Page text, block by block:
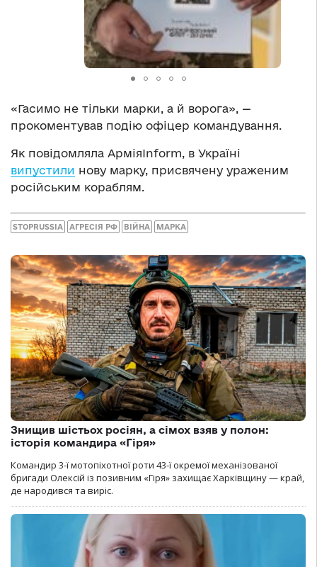
«Гасимо не тільки марки, а й ворога», —
прокоментував подію офіцер командування.
Як повідомляла АрміяInform, в Україні
випустили нову марку, присвячену ураженим
російським кораблям.
STOPRUSSIA АГРЕСІЯ РФ ВІЙНА МАРКА
Знищив шістьох росіян, а сімох взяв у полон:
історія командира «Гіря»
Командир 3-ї мотопіхотної роти 43-ї окремої механізованої
бригади Олексій із позивним «Гіря» захищає Харківщину — край,
де народився та виріс.